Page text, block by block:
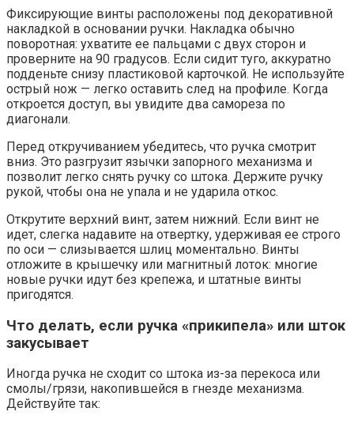
Фиксирующие винты расположены под декоративной
накладкой в основании ручки. Накладка обычно
поворотная: ухватите ее пальцами с двух сторон и
проверните на 90 градусов. Если сидит туго, аккуратно
подденьте снизу пластиковой карточкой. Не используйте
острый нож — легко оставить след на профиле. Когда
откроется доступ, вы увидите два самореза по
диагонали.
Перед откручиванием убедитесь, что ручка смотрит
вниз. Это разгрузит язычки запорного механизма и
позволит легко снять ручку со штока. Держите ручку
рукой, чтобы она не упала и не ударила откос.
Открутите верхний винт, затем нижний. Если винт не
идет, слегка надавите на отвертку, удерживая ее строго
по оси — слизывается шлиц моментально. Винты
отложите в крышечку или магнитный лоток: многие
новые ручки идут без крепежа, и штатные винты
пригодятся.
Что делать, если ручка «прикипела» или шток
закусывает
Иногда ручка не сходит со штока из-за перекоса или
смолы/грязи, накопившейся в гнезде механизма.
Действуйте так: